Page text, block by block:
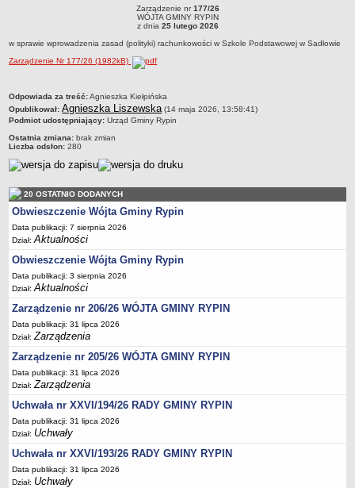
Związki i stowarzyszenia
Rejestr zbiorów danych osobowych
Rejestr instytucji kultury
RODO Klauzule informacyjne
AKTUALNOŚCI I OGŁOSZENIA
Dane teleadresowe
Tabela informacyjna
Czas pracy urzędu
Nr konta bankowego, NIP, REGON
Pracownicy urzędu - urząd gminy
Pracownicy urzędu - baza magazynowo - warsztatowa
Kompetencje referatów
Regulamin organizacyjny
Regulamin naboru na wolne stanowiska urzędnicze
Ogłoszenia o naborze na wolne stanowiska urzędnicze
Lista kandydatów spełniających wymagania formalne w naborach na
Wyniki naboru na wolne stanowiska urzędnicze
Petycje
Sygnaliści
Zarządzenie nr 177/26WÓJTA GMINY RYPINz dnia 25 lutego 2026w sprawie
wprowadzenia zasad (polityki) rachunkowości w Szkole Podstawowej w Sadłowie
Zarządzenie nr177/26
WÓJTA GMINY RYPIN
z dnia 25 lutego 2026
w sprawie wprowadzenia zasad (polityki) rachunkowości w Szkole Podstawowej w Sadłowie
Zarządzenie Nr 177/26 (1982kB)
metryczka
Odpowiada za treść:Agnieszka Kiełpińska
Opublikował: Agnieszka Liszewska (14 maja 2026, 13:58:41)
Podmiot udostępniający: Urząd Gminy Rypin
Ostatnia zmiana: brak zmian
Liczba odsłon: 280
20 OSTATNIO DODANYCH
Obwieszczenie Wójta Gminy Rypin
Data publikacji: 7 sierpnia 2026
Dział:Aktualności
Obwieszczenie Wójta Gminy Rypin
Data publikacji: 3 sierpnia 2026
Dział:Aktualności
Zarządzenie nr 206/26 WÓJTA GMINY RYPIN
Data publikacji: 31 lipca 2026
Dział:Zarządzenia
Zarządzenie nr 205/26 WÓJTA GMINY RYPIN
Data publikacji: 31 lipca 2026
Dział:Zarządzenia
Uchwała nr XXVI/194/26 RADY GMINY RYPIN
Data publikacji: 31 lipca 2026
Dział: Uchwały
Uchwała nr XXVI/193/26 RADY GMINY RYPIN
Data publikacji: 31 lipca 2026
Dział: Uchwały